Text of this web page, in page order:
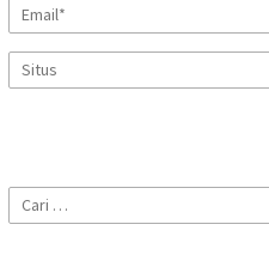
Cari
untuk: